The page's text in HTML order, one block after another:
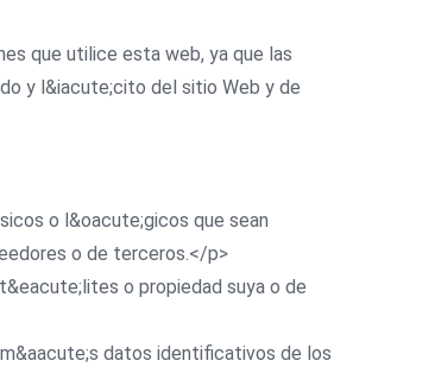
que utilice esta web, ya que las
y l&iacute;cito del sitio Web y de
o l&oacute;gicos que sean
o de terceros.</p>
o propiedad suya o de
datos identificativos de los